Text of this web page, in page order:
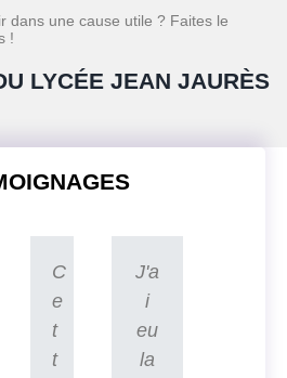
dans une cause utile ? Faites le
!
LYCÉE JEAN JAURÈS
C
e
t
t
J'a
i
eu
la